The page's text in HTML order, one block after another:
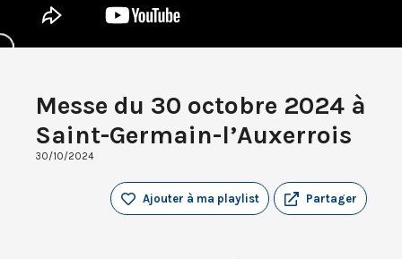
Messe du 30 octobre 2024 à
Saint-Germain-l’Auxerrois
30/10/2024
Partager
Ajouter à ma playlist